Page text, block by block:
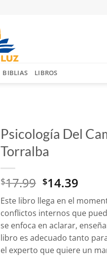
BIBLIAS LIBROS
Psicología Del
Torralba
$17.99 El
precio
original
era:
$17.99.
$14.39
precio
es:
Este libro llega en el
conflictos internos que
se enfoca en aclarar,
libro es adecuado tanto
el experto que quiere un